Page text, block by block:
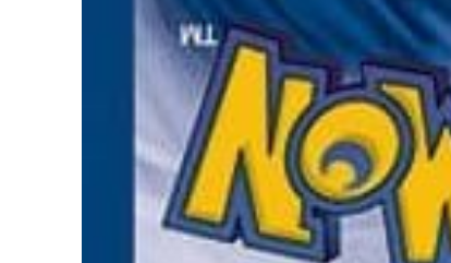
I WANT IN